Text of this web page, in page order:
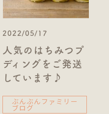
2022/05/17
人気のはちみつプ
ディングをご発送
しています♪
ぶんぶんファミリー
ブログ